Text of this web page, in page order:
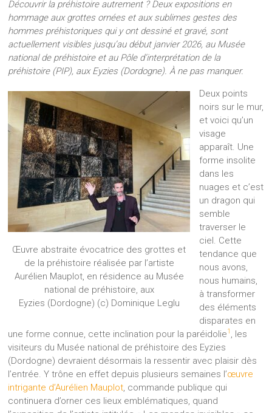
Découvrir la préhistoire autrement ? Deux expositions en
hommage aux grottes ornées et aux sublimes gestes des
hommes préhistoriques qui y ont dessiné et gravé, sont
actuellement visibles jusqu’au début janvier 2026, au Musée
national de préhistoire et au Pôle d’interprétation de la
préhistoire (PIP), aux Eyzies (Dordogne). À ne pas manquer.
Œuvre abstraite évocatrice des grottes et
de la préhistoire réalisée par l’artiste
Aurélien Mauplot, en résidence au Musée
national de préhistoire, aux
Eyzies (Dordogne) (c) Dominique Leglu
Deux points
noirs sur le mur,
et voici qu’un
visage
apparaît. Une
forme insolite
dans les
nuages et c’est
un dragon qui
semble
traverser le
ciel. Cette
tendance que
nous avons,
nous humains,
à transformer
des éléments
disparates en
une forme connue, cette inclination pour la paréidolie1
, les
visiteurs du Musée national de préhistoire des Eyzies
(Dordogne) devraient désormais la ressentir avec plaisir dès
l’entrée. Y trône en effet depuis plusieurs semaines l’œuvre
intrigante d’Aurélien Mauplot , commande publique qui
continuera d’orner ces lieux emblématiques, quand